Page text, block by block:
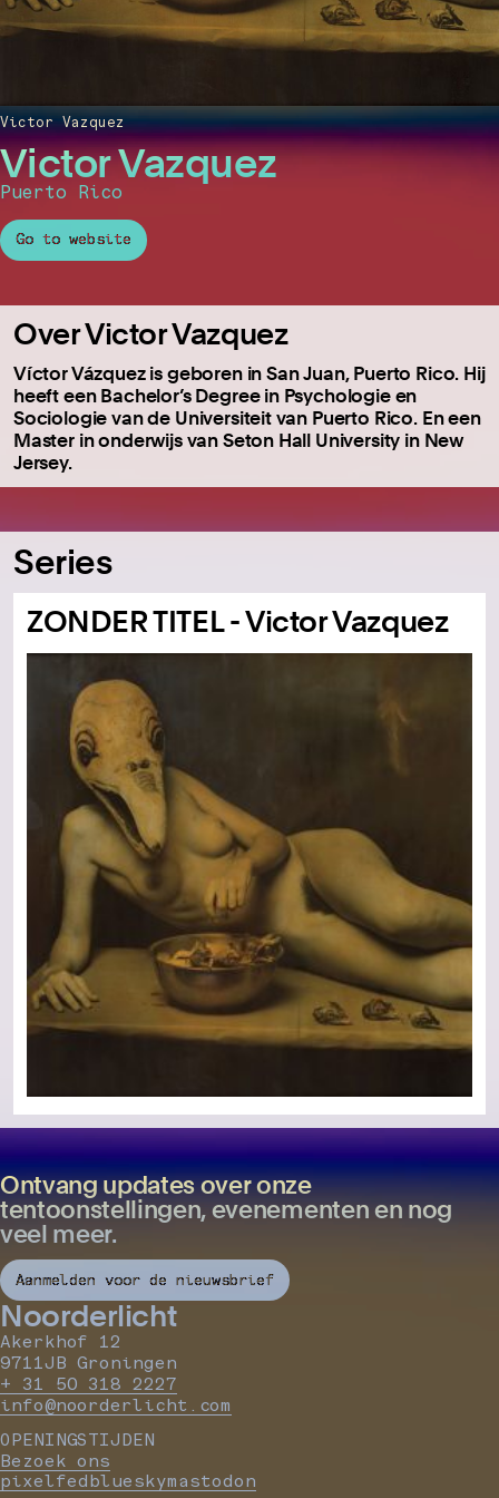
Victor Vazquez
Puerto Rico
Go to website
Victor Vazquez
Over Victor Vazquez
Víctor Vázquez is geboren in San Juan, Puerto Rico. Hij
heeft een Bachelor’s Degree in Psychologie en
Sociologie van de Universiteit van Puerto Rico. En een
Master in onderwijs van Seton Hall University in New
Jersey.
Series
ZONDER TITEL - Victor Vazquez
Ontvang updates over onze
tentoonstellingen, evenementen en nog
veel meer.
Aanmelden voor de nieuwsbrief
Noorderlicht
Akerkhof 12
9711JB Groningen
+ 31 50 318 2227
info@noorderlicht.com
OPENINGSTIJDEN
Bezoek ons
pixelfedblueskymastodon